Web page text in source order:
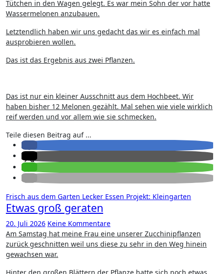
Tütchen in den Wagen gelegt. Es war mein Sohn der vor hatte
Wassermelonen anzubauen.
Letztendlich haben wir uns gedacht das wir es einfach mal
ausprobieren wollen.
Das ist das Ergebnis aus zwei Pflanzen.
Das ist nur ein kleiner Ausschnitt aus dem Hochbeet. Wir
haben bisher 12 Melonen gezählt. Mal sehen wie viele wirklich
reif werden und vor allem wie sie schmecken.
Teile diesen Beitrag auf ...
Frisch aus dem Garten Lecker Essen Projekt: Kleingarten
Etwas groß geraten
20. Juli 2026 Keine Kommentare
Am Samstag hat meine Frau eine unserer Zucchinipflanzen
zurück geschnitten weil uns diese zu sehr in den Weg hinein
gewachsen war.